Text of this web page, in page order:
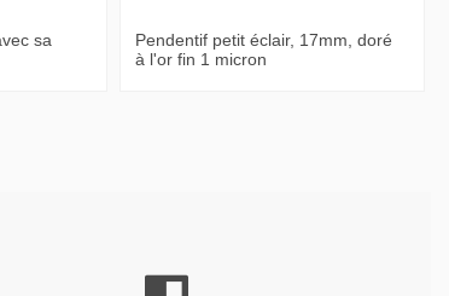
sa
Pendentif petit éclair, 17mm, doré
à l'or fin 1 micron